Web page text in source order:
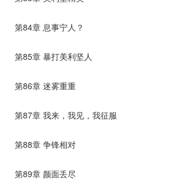
第84章 息事宁人？
第85章 暴打美利坚人
第86章 迷雾重重
第87章 我来，我见，我征服
第88章 争锋相对
第89章 颜面丢尽